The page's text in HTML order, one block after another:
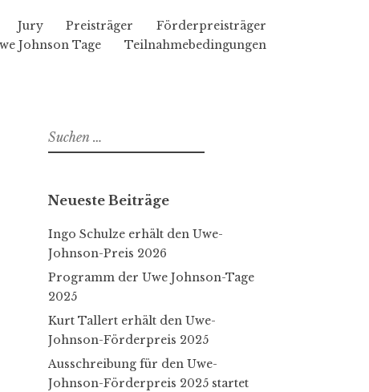
Jury Preisträger
Förderpreisträger
Johnson Tage Teilnahmebedingungen
S
u
e
n
n
:
Neueste Beiträge
Ingo Schulze erhält den Uwe-
Johnson-Preis 2026
Programm der Uwe Johnson-Tage
2025
Kurt Tallert erhält den Uwe-
Johnson-Förderpreis 2025
Ausschreibung für den Uwe-
Johnson-Förderpreis 2025 startet